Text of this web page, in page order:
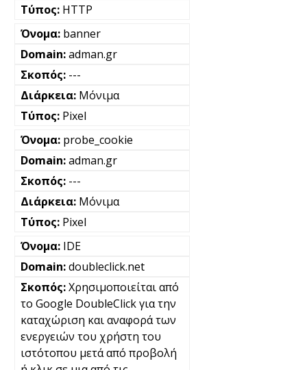
HTTP
banner
adman.gr
---
Μόνιμα
Pixel
probe_cookie
adman.gr
---
Μόνιμα
Pixel
IDE
doubleclick.net
Χρησιμοποιείται από
το Google DoubleClick για την
καταχώριση και αναφορά των
ενεργειών του χρήστη του
ιστότοπου μετά από προβολή